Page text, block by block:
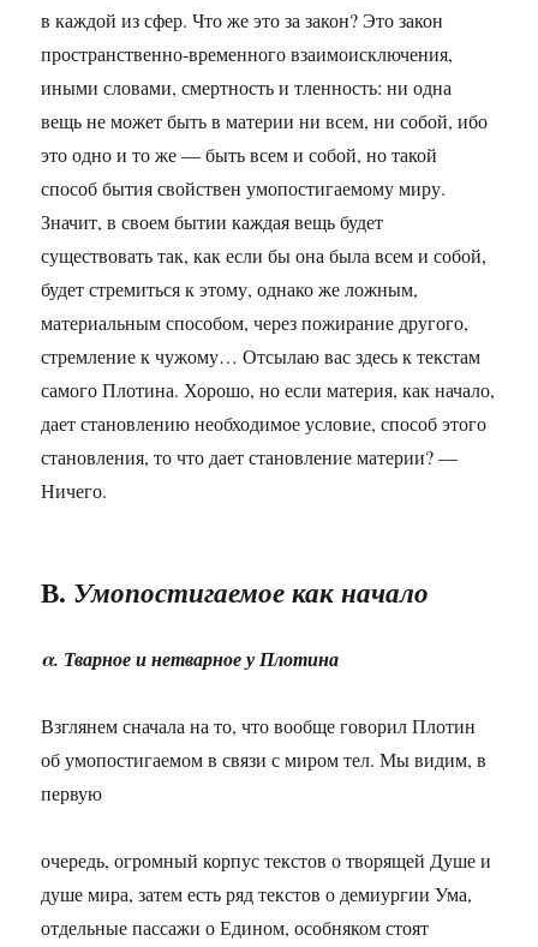
в каждой из сфер. Что же это за закон? Это закон
пространственно-временного взаимоисключения,
иными словами, смертность и тленность: ни одна
вещь не может быть в материи ни всем, ни собой, ибо
это одно и то же — быть всем и собой, но такой
способ бытия свойствен умопостигаемому миру.
Значит, в своем бытии каждая вещь будет
существовать так, как если бы она была всем и собой,
будет стремиться к этому, однако же ложным,
материальным способом, через пожирание другого,
стремление к чужому… Отсылаю вас здесь к текстам
самого Плотина. Хорошо, но если материя, как начало,
дает становлению необходимое условие, способ этого
становления, то что дает становление материи? —
Ничего.
В. Умопостигаемое как начало
α. Тварное и нетварное у Плотина
Взглянем сначала на то, что вообще говорил Плотин
об умопостигаемом в связи с миром тел. Мы видим, в
первую
очередь, огромный корпус текстов о творящей Душе и
душе мира, затем есть ряд текстов о демиургии Ума,
отдельные пассажи о Едином, особняком стоят